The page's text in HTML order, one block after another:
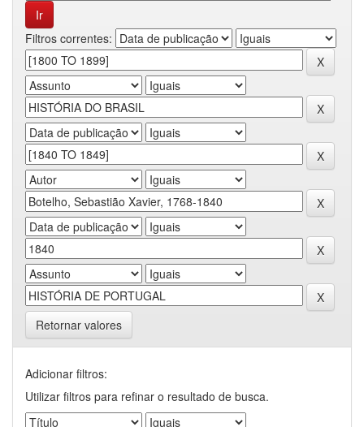
Filtros correntes:
Retornar valores
Adicionar filtros:
Utilizar filtros para refinar o resultado de busca.